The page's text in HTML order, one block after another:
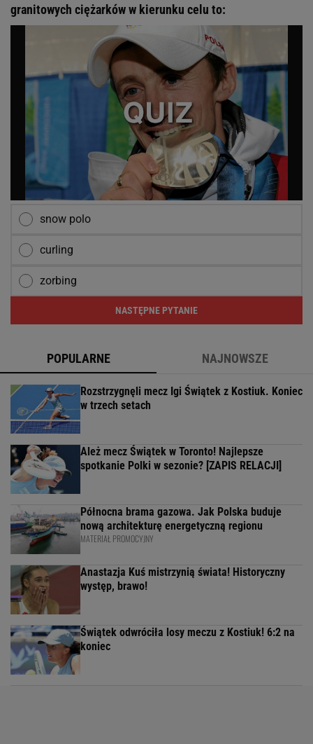
granitowych ciężarków w kierunku celu to:
snow polo
curling
zorbing
NASTĘPNE PYTANIE
POPULARNE NAJNOWSZE
Rozstrzygnęli mecz Igi Świątek z Kostiuk. Koniec
w trzech setach
Ależ mecz Świątek w Toronto! Najlepsze
spotkanie Polki w sezonie? [ZAPIS RELACJI]
Północna brama gazowa. Jak Polska buduje
nową architekturę energetyczną regionu
MATERIAŁ PROMOCYJNY
Anastazja Kuś mistrzynią świata! Historyczny
występ, brawo!
Świątek odwróciła losy meczu z Kostiuk! 6:2 na
koniec